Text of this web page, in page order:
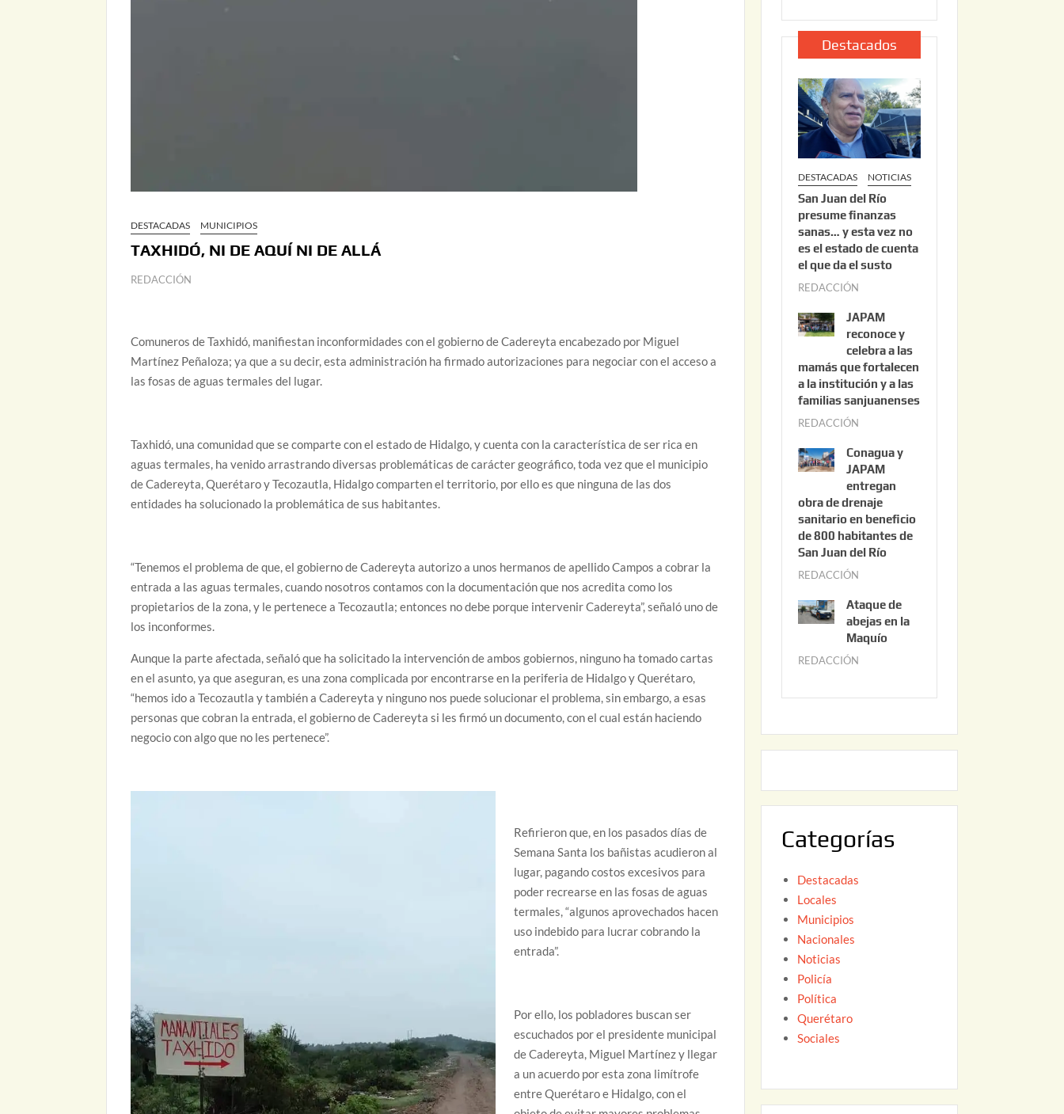
DESTACADAS MUNICIPIOS
TAXHIDÓ, NI DE AQUÍ NI DE ALLÁ
REDACCIÓN
Comuneros de Taxhidó, manifiestan inconformidades con el gobierno de Cadereyta encabezado por Miguel
Martínez Peñaloza; ya que a su decir, esta administración ha firmado autorizaciones para negociar con el acceso a
las fosas de aguas termales del lugar.
Taxhidó, una comunidad que se comparte con el estado de Hidalgo, y cuenta con la característica de ser rica en
aguas termales, ha venido arrastrando diversas problemáticas de carácter geográfico, toda vez que el municipio
de Cadereyta, Querétaro y Tecozautla, Hidalgo comparten el territorio, por ello es que ninguna de las dos
entidades ha solucionado la problemática de sus habitantes.
“Tenemos el problema de que, el gobierno de Cadereyta autorizo a unos hermanos de apellido Campos a cobrar la
entrada a las aguas termales, cuando nosotros contamos con la documentación que nos acredita como los
propietarios de la zona, y le pertenece a Tecozautla; entonces no debe porque intervenir Cadereyta”, señaló uno de
los inconformes.
Aunque la parte afectada, señaló que ha solicitado la intervención de ambos gobiernos, ninguno ha tomado cartas
en el asunto, ya que aseguran, es una zona complicada por encontrarse en la periferia de Hidalgo y Querétaro,
“hemos ido a Tecozautla y también a Cadereyta y ninguno nos puede solucionar el problema, sin embargo, a esas
personas que cobran la entrada, el gobierno de Cadereyta si les firmó un documento, con el cual están haciendo
negocio con algo que no les pertenece”.
Refirieron que, en los pasados días de
Semana Santa los bañistas acudieron al
lugar, pagando costos excesivos para
poder recrearse en las fosas de aguas
termales, “algunos aprovechados hacen
uso indebido para lucrar cobrando la
entrada”.
Por ello, los pobladores buscan ser
escuchados por el presidente municipal
de Cadereyta, Miguel Martínez y llegar
a un acuerdo por esta zona limítrofe
entre Querétaro e Hidalgo, con el
2
6
l
i
o
2
2
,
2
0
2
6
Destacados
DESTACADAS NOTICIAS
San Juan del Río
presume finanzas
sanas… y esta vez no
es el estado de cuenta
el que da el susto
REDACCIÓN
s
t
o
3
0
2
6
JAPAM
reconoce y
celebra a las
mamás que fortalecen
a la institución y a las
familias sanjuanenses
REDACCIÓN
n
i
o
3
0
0
2
6
Conagua y
JAPAM
entregan
obra de drenaje
sanitario en beneficio
de 800 habitantes de
San Juan del Río
REDACCIÓN
n
i
0
2
Ataque de
abejas en la
Maquío
REDACCIÓN
y
2
Categorías
Destacadas
Locales
Municipios
Nacionales
Noticias
Policía
Política
Querétaro
Sociales